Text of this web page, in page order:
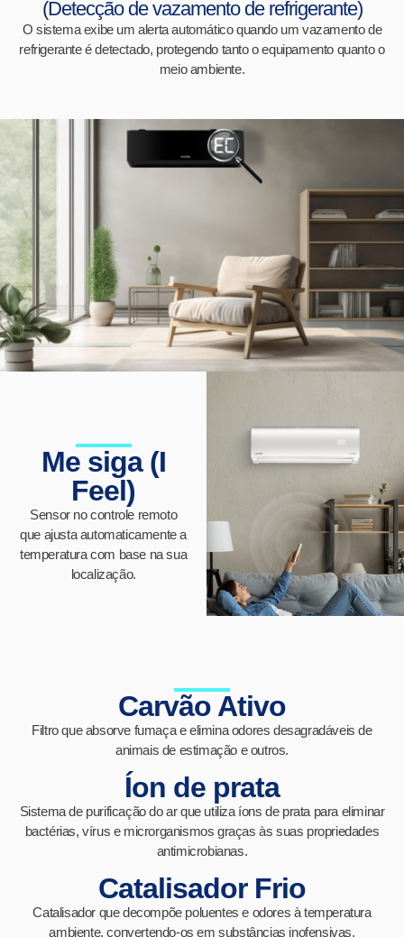
(Detecção de vazamento de refrigerante)
O sistema exibe um alerta automático quando um vazamento de
refrigerante é detectado, protegendo tanto o equipamento quanto o
meio ambiente.
Me siga (I
Feel)
Sensor no controle remoto
que ajusta automaticamente a
temperatura com base na sua
localização.
Carvão Ativo
Filtro que absorve fumaça e elimina odores desagradáveis ​​de
animais de estimação e outros.
Íon de prata
Sistema de purificação do ar que utiliza íons de prata para eliminar
bactérias, vírus e microrganismos graças às suas propriedades
antimicrobianas.
Catalisador Frio
Catalisador que decompõe poluentes e odores à temperatura
ambiente, convertendo-os em substâncias inofensivas.